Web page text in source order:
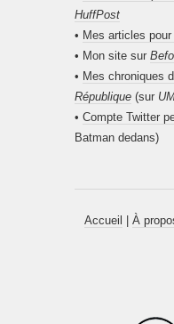
HuffPost
• Mes articles pour
• Mon site sur
• Mes chroniques
République (sur
• Compte Twitter
Batman dedans)
Accueil | À